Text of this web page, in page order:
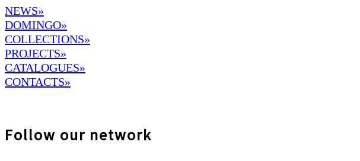
NEWS»
DOMINGO»
COLLECTIONS»
PROJECTS»
CATALOGUES»
CONTACTS»
Follow our network